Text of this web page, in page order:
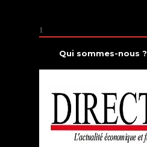
1
Qui sommes-nous ?